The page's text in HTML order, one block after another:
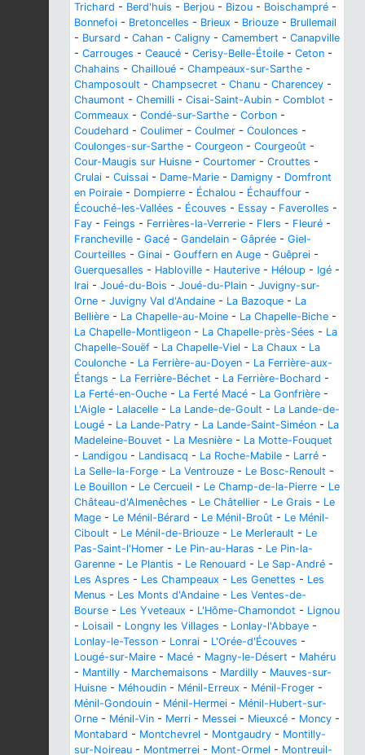
Trichard - Berd'huis - Berjou - Bizou - Boischampré -
Bonnefoi - Bretoncelles - Brieux - Briouze - Brullemail
- Bursard - Cahan - Caligny - Camembert - Canapville
- Carrouges - Ceaucé - Cerisy-Belle-Étoile - Ceton -
Chahains - Chailloué - Champeaux-sur-Sarthe -
Champosoult - Champsecret - Chanu - Charencey -
Chaumont - Chemilli - Cisai-Saint-Aubin - Comblot -
Commeaux - Condé-sur-Sarthe - Corbon -
Coudehard - Coulimer - Coulmer - Coulonces -
Coulonges-sur-Sarthe - Courgeon - Courgeoût -
Cour-Maugis sur Huisne - Courtomer - Crouttes -
Crulai - Cuissai - Dame-Marie - Damigny - Domfront
en Poiraie - Dompierre - Échalou - Échauffour -
Écouché-les-Vallées - Écouves - Essay - Faverolles -
Fay - Feings - Ferrières-la-Verrerie - Flers - Fleuré -
Francheville - Gacé - Gandelain - Gâprée - Giel-
Courteilles - Ginai - Gouffern en Auge - Guêprei -
Guerquesalles - Habloville - Hauterive - Héloup - Igé -
Irai - Joué-du-Bois - Joué-du-Plain - Juvigny-sur-
Orne - Juvigny Val d'Andaine - La Bazoque - La
Bellière - La Chapelle-au-Moine - La Chapelle-Biche -
La Chapelle-Montligeon - La Chapelle-près-Sées - La
Chapelle-Souëf - La Chapelle-Viel - La Chaux - La
Coulonche - La Ferrière-au-Doyen - La Ferrière-aux-
Étangs - La Ferrière-Béchet - La Ferrière-Bochard -
La Ferté-en-Ouche - La Ferté Macé - La Gonfrière -
L'Aigle - Lalacelle - La Lande-de-Goult - La Lande-de-
Lougé - La Lande-Patry - La Lande-Saint-Siméon - La
Madeleine-Bouvet - La Mesnière - La Motte-Fouquet
- Landigou - Landisacq - La Roche-Mabile - Larré -
La Selle-la-Forge - La Ventrouze - Le Bosc-Renoult -
Le Bouillon - Le Cercueil - Le Champ-de-la-Pierre - Le
Château-d'Almenêches - Le Châtellier - Le Grais - Le
Mage - Le Ménil-Bérard - Le Ménil-Broût - Le Ménil-
Ciboult - Le Ménil-de-Briouze - Le Merlerault - Le
Pas-Saint-l'Homer - Le Pin-au-Haras - Le Pin-la-
Garenne - Le Plantis - Le Renouard - Le Sap-André -
Les Aspres - Les Champeaux - Les Genettes - Les
Menus - Les Monts d'Andaine - Les Ventes-de-
Bourse - Les Yveteaux - L'Hôme-Chamondot - Lignou
- Loisail - Longny les Villages - Lonlay-l'Abbaye -
Lonlay-le-Tesson - Lonrai - L'Orée-d'Écouves -
Lougé-sur-Maire - Macé - Magny-le-Désert - Mahéru
- Mantilly - Marchemaisons - Mardilly - Mauves-sur-
Huisne - Méhoudin - Ménil-Erreux - Ménil-Froger -
Ménil-Gondouin - Ménil-Hermei - Ménil-Hubert-sur-
Orne - Ménil-Vin - Merri - Messei - Mieuxcé - Moncy -
Montabard - Montchevrel - Montgaudry - Montilly-
sur-Noireau - Montmerrei - Mont-Ormel - Montreuil-